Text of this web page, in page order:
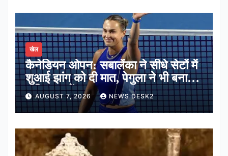
खेल
कैनेडियन ओपन: सबालेंका ने सीधे सेटों में
शुआई झांग को दी मात, पेगुला ने भी बनाई
अंतिम 16 में जगह
AUGUST 7, 2026 NEWS DESK2